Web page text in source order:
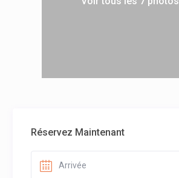
Réservez Maintenant